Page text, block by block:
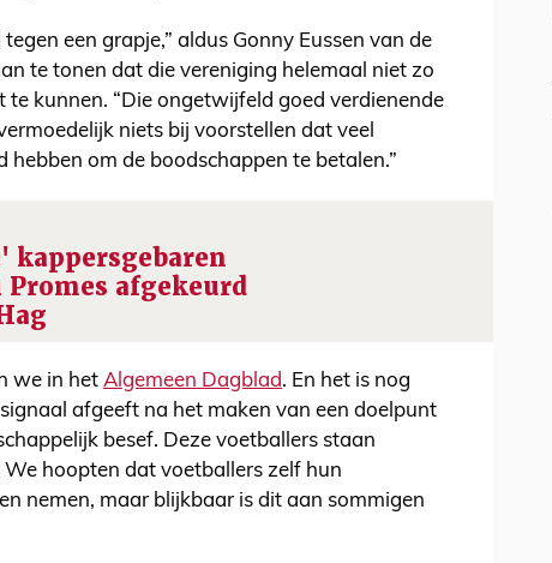
een grapje,” aldus Gonny Eussen van de
te tonen dat die vereniging helemaal niet zo
te kunnen. “Die ongetwijfeld goed verdienende
niets bij voorstellen dat veel
hebben om de boodschappen te betalen.”
kappersgebaren
Promes afgekeurd
we in het Algemeen Dagblad. En het is nog
afgeeft na het maken van een doelpunt
besef. Deze voetballers staan
hoopten dat voetballers zelf hun
nemen, maar blijkbaar is dit aan sommigen